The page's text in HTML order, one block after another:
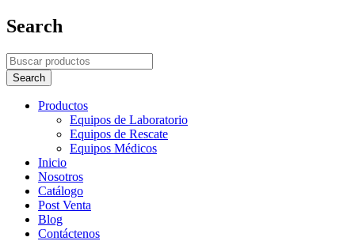
Search
Productos
Equipos de Laboratorio
Equipos de Rescate
Equipos Médicos
Inicio
Nosotros
Catálogo
Post Venta
Blog
Contáctenos